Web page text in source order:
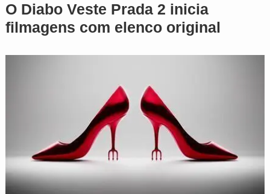
O Diabo Veste Prada 2 inicia
filmagens com elenco original